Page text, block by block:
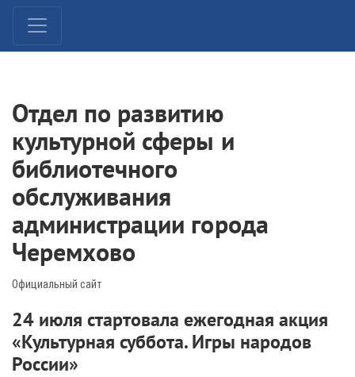
Отдел по развитию
культурной сферы и
библиотечного
обслуживания
администрации города
Черемхово
Официальный сайт
24 июля стартовала ежегодная акция
«Культурная суббота. Игры народов
России»